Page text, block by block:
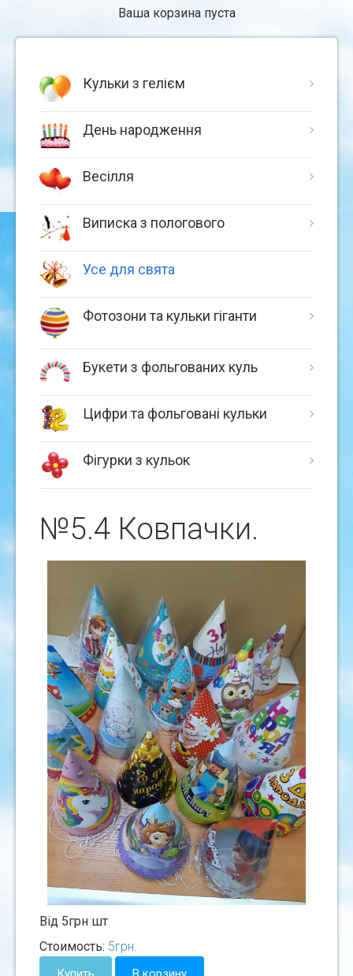
Ваша корзина пуста
Кульки з гелієм
День народження
Весілля
Виписка з пологового
Усе для свята
Фотозони та кульки гіганти
Букети з фольгованих куль
Цифри та фольговані кульки
Фігурки з кульок
№5.4 Ковпачки.
Вiд 5грн шт
Стоимость: 5грн.